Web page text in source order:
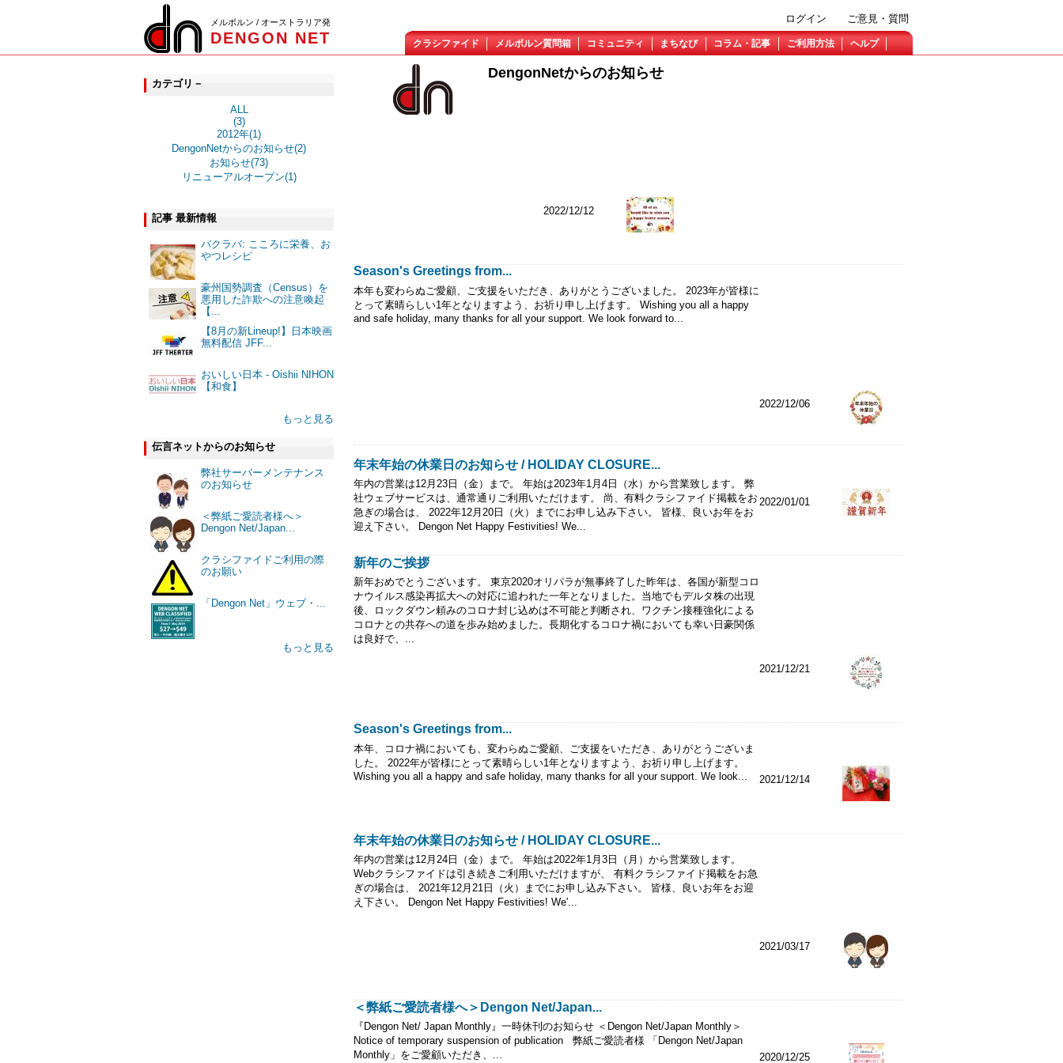
メルボルン / オーストラリア発
DENGON NET
ご意見・質問
ログイン
クラシファイド メルボルン質問箱 コミュニティ まちなび コラム・記事 ご利用方法 ヘルプ
カテゴリ－
ALL
(3)
2012年(1)
DengonNetからのお知らせ(2)
お知らせ(73)
リニューアルオープン(1)
記事 最新情報
バクラバ: こころに栄養、お
やつレシピ
豪州国勢調査（Census）を
悪用した詐欺への注意喚起
【...
【8月の新Lineup!】日本映画
無料配信 JFF...
おいしい日本 - Oishii NIHON
【和食】
もっと見る
伝言ネットからのお知らせ
弊社サーバーメンテナンス
のお知らせ
＜弊紙ご愛読者様へ＞
Dengon Net/Japan...
クラシファイドご利用の際
のお願い
「Dengon Net」ウェブ・...
もっと見る
DengonNetからのお知らせ
2022/12/12
Season's Greetings from...
本年も変わらぬご愛顧、ご支援をいただき、ありがとうございました。 2023年が皆様に
とって素晴らしい1年となりますよう、お祈り申し上げます。 Wishing you all a happy
and safe holiday, many thanks for all your support. We look forward to...
2022/12/06
年末年始の休業日のお知らせ / HOLIDAY CLOSURE...
年内の営業は12月23日（金）まで。 年始は2023年1月4日（水）から営業致します。 弊
社ウェブサービスは、通常通りご利用いただけます。 尚、有料クラシファイド掲載をお
急ぎの場合は、 2022年12月20日（火）までにお申し込み下さい。 皆様、良いお年をお
迎え下さい。 Dengon Net Happy Festivities! We...
2022/01/01
新年のご挨拶
新年おめでとうございます。 東京2020オリパラが無事終了した昨年は、各国が新型コロ
ナウイルス感染再拡大への対応に追われた一年となりました。当地でもデルタ株の出現
後、ロックダウン頼みのコロナ封じ込めは不可能と判断され、ワクチン接種強化による
コロナとの共存への道を歩み始めました。長期化するコロナ禍においても幸い日豪関係
は良好で、...
2021/12/21
Season's Greetings from...
本年、コロナ禍においても、変わらぬご愛顧、ご支援をいただき、ありがとうございま
した。 2022年が皆様にとって素晴らしい1年となりますよう、お祈り申し上げます。
Wishing you all a happy and safe holiday, many thanks for all your support. We look...
2021/12/14
年末年始の休業日のお知らせ / HOLIDAY CLOSURE...
年内の営業は12月24日（金）まで。 年始は2022年1月3日（月）から営業致します。
Webクラシファイドは引き続きご利用いただけますが、 有料クラシファイド掲載をお急
ぎの場合は、 2021年12月21日（火）までにお申し込み下さい。 皆様、良いお年をお迎
え下さい。 Dengon Net Happy Festivities! We'...
2021/03/17
＜弊紙ご愛読者様へ＞Dengon Net/Japan...
『Dengon Net/ Japan Monthly』一時休刊のお知らせ ＜Dengon Net/Japan Monthly＞
Notice of temporary suspension of publication 弊紙ご愛読者様 「Dengon Net/Japan
Monthly」をご愛顧いただき、...
2020/12/25